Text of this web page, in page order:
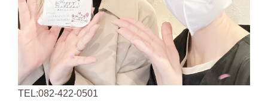
TEL:082-422-0501